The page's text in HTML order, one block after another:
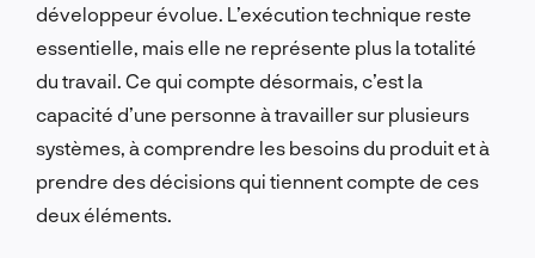
développeur évolue. L’exécution technique reste
essentielle, mais elle ne représente plus la totalité
du travail. Ce qui compte désormais, c’est la
capacité d’une personne à travailler sur plusieurs
systèmes, à comprendre les besoins du produit et à
prendre des décisions qui tiennent compte de ces
deux éléments.